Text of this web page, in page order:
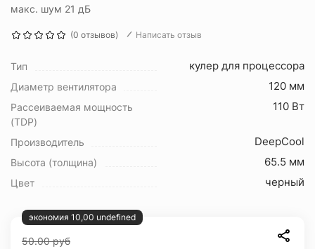
макс. шум 21 дБ
(0 отзывов) Написать отзыв
Тип кулер для процессора
Диаметр вентилятора 120 мм
Рассеиваемая мощность
(TDP)
110 Вт
Производитель DeepCool
Высота (толщина) 65.5 мм
Цвет черный
экономия 10,00 undefined
50.00руб